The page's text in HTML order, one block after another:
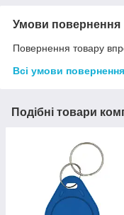
Умови повернення
Повернення товару
Всі умови повернення
Подібні товари